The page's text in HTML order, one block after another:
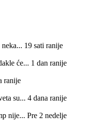
19 sati ranije
će... 1 dan ranije
ranije
su... 4 dana ranije
nije... Pre 2 nedelje